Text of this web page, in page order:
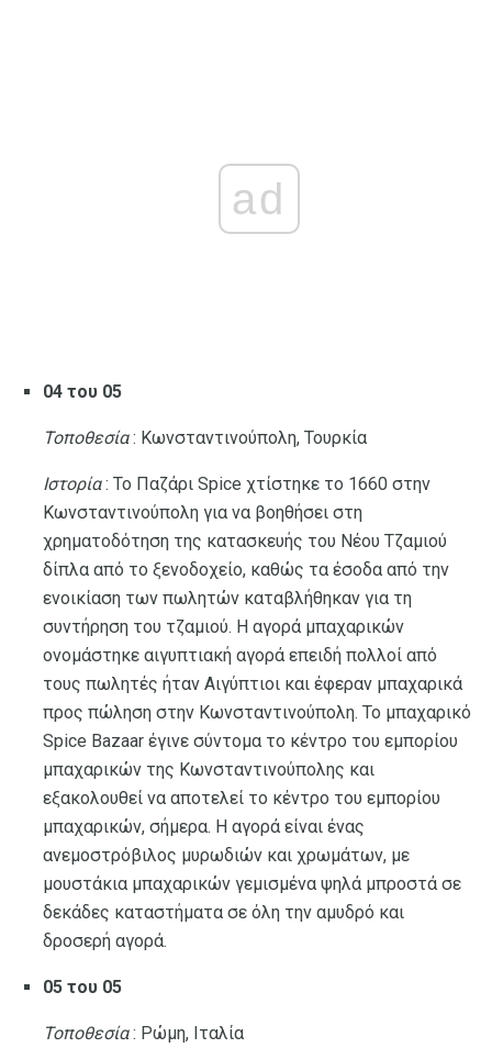
ad
04 του 05
Τοποθεσία: Κωνσταντινούπολη, Τουρκία
Ιστορία: Το Παζάρι Spice χτίστηκε το 1660 στην
Κωνσταντινούπολη για να βοηθήσει στη
χρηματοδότηση της κατασκευής του Νέου Τζαμιού
δίπλα από το ξενοδοχείο, καθώς τα έσοδα από την
ενοικίαση των πωλητών καταβλήθηκαν για τη
συντήρηση του τζαμιού. Η αγορά μπαχαρικών
ονομάστηκε αιγυπτιακή αγορά επειδή πολλοί από
τους πωλητές ήταν Αιγύπτιοι και έφεραν μπαχαρικά
προς πώληση στην Κωνσταντινούπολη. Το μπαχαρικό
Spice Bazaar έγινε σύντομα το κέντρο του εμπορίου
μπαχαρικών της Κωνσταντινούπολης και
εξακολουθεί να αποτελεί το κέντρο του εμπορίου
μπαχαρικών, σήμερα. Η αγορά είναι ένας
ανεμοστρόβιλος μυρωδιών και χρωμάτων, με
μουστάκια μπαχαρικών γεμισμένα ψηλά μπροστά σε
δεκάδες καταστήματα σε όλη την αμυδρό και
δροσερή αγορά.
05 του 05
Τοποθεσία: Ρώμη, Ιταλία